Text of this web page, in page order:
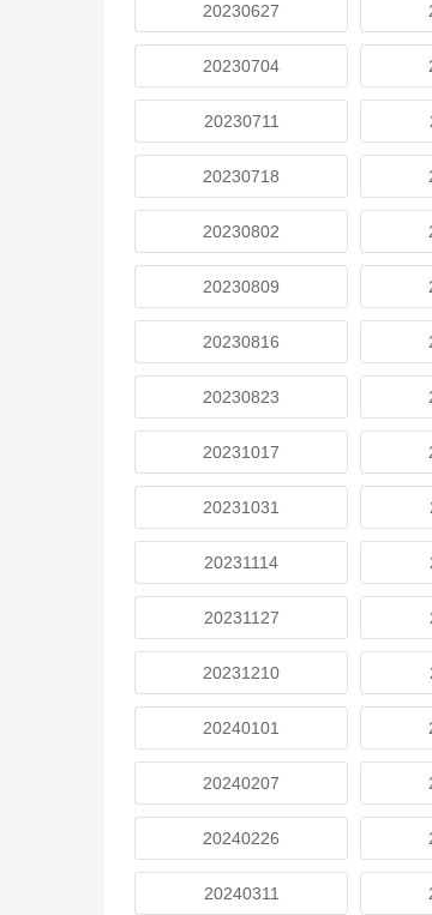
20230627
20230704
20230711
20230718
20230802
20230809
20230816
20230823
20231017
20231031
20231114
20231127
20231210
20240101
20240207
20240226
20240311